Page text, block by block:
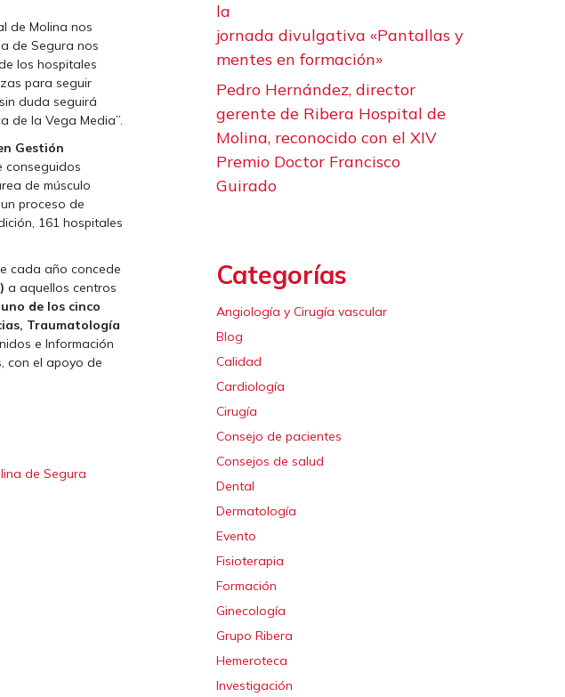
de Molina nos
de Segura nos
los hospitales
para seguir
duda seguirá
de la Vega Media”.
Gestión
conseguidos
de músculo
proceso de
161 hospitales
cada año concede
a aquellos centros
uno de los cinco
Traumatología
e Información
con el apoyo de
de Segura
la
jornada divulgativa «Pantallas y
mentes en formación»
Pedro Hernández, director
gerente de Ribera Hospital de
Molina, reconocido con el XIV
Premio Doctor Francisco
Guirado
Categorías
Angiología y Cirugía vascular
Blog
Calidad
Cardiología
Cirugía
Consejo de pacientes
Consejos de salud
Dental
Dermatología
Evento
Fisioterapia
Formación
Ginecología
Grupo Ribera
Hemeroteca
Investigación